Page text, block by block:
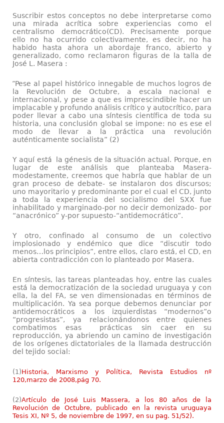
Suscribir estos conceptos no debe interpretarse como
una mirada acrítica sobre experiencias como el
centralismo democrático(CD). Precisamente porque
ello no ha ocurrido colectivamente, es decir, no ha
habido hasta ahora un abordaje franco, abierto y
generalizado, como reclamaron figuras de la talla de
José L. Masera :
”Pese al papel histórico innegable de muchos logros de
la Revolución de Octubre, a escala nacional e
internacional, y pese a que es imprescindible hacer un
implacable y profundo análisis crítico y autocrítico, para
poder llevar a cabo una síntesis científica de toda su
historia, una conclusión global se impone: no es ese el
modo de llevar a la práctica una revolución
auténticamente socialista” (2)
Y aquí está la génesis de la situación actual. Porque, en
lugar de este análisis que planteaba Masera-
modestamente, creemos que habría que hablar de un
gran proceso de debate- se instalaron dos discursos;
uno mayoritario y predominante por el cual el CD, junto
a toda la experiencia del socialismo del SXX fue
inhabilitado y marginado-por no decir demonizado- por
“anacrónico” y-por supuesto-“antidemocrático”.
Y otro, confinado al consumo de un colectivo
implosionado y endémico que dice “discutir todo
menos…los principios”, entre ellos, claro está, el CD, en
abierta contradicción con lo planteado por Masera.
En síntesis, las tareas planteadas hoy, entre las cuales
está la democratización de la sociedad uruguaya y con
ella, la del FA, se ven dimensionadas en términos de
multiplicación. Ya sea porque debemos denunciar por
antidemocráticos a los izquierdistas “modernos”o
“progresistas”, ya relacionándonos entre quienes
combatimos esas prácticas sin caer en su
reproducción, ya abriendo un camino de investigación
de los orígenes dictatoriales de la llamada destrucción
del tejido social:
(1)Historia, Marxismo y Política, Revista Estudios nº
120,marzo de 2008,pág 70.
(2)Artículo de José Luis Massera, a los 80 años de la
Revolución de Octubre, publicado en la revista uruguaya
Tesis XI, Nº 5, de noviembre de 1997, en su pag. 51/52).